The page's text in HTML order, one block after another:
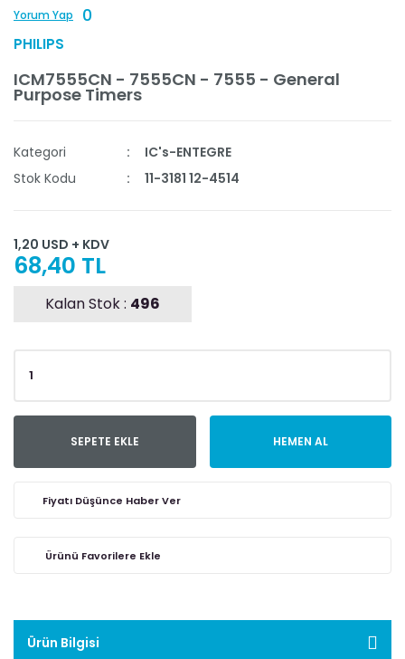
Yorum Yap 0
PHILIPS
ICM7555CN - 7555CN - 7555 - General
Purpose Timers
Kategori
IC's-ENTEGRE
Stok Kodu
11-3181 12-4514
1,20 USD + KDV
68,40 TL
Kalan Stok : 496
SEPETE EKLE HEMEN AL
Fiyatı Düşünce Haber Ver
Ürün Bilgisi